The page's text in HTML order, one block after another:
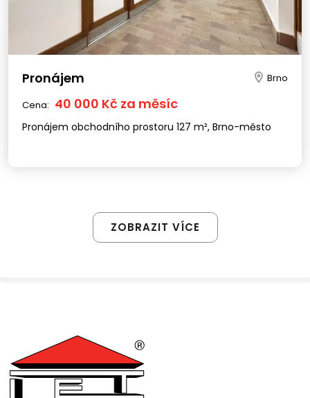
Pronájem Brno
Cena: 40 000 Kč za měsíc
Pronájem obchodního prostoru 127 m², Brno-město
ZOBRAZIT VÍCE